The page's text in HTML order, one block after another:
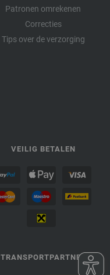
Patronen omrekenen
Correcties
Tips over de verzorging
VEILIG BETALEN
TRANSPORTPARTNER